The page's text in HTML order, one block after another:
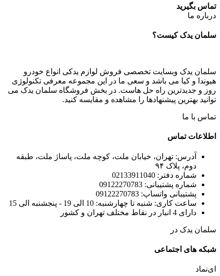
تماس بگیرید
درباره ما
سلمان یدک کیست؟
سلمان یدک وبسایت تخصصی فروش لوازم یدکی انواع خودرو
هیوندا و کیا می باشد و سعی ما در این مجموعه معرفی تکنولوژی
روز و جدیدترین راه حل هاست. در بخش فروشگاه سلمان یدک می
توانید بهترین پیشنهادها را مشاهده و مقایسه کنید.
تماس با ما
اطلاعات تماس
آدرس: تهران، خیابان ملت، کوچه ملت، پاساژ ملت، طبقه
دوم، پلاک ۹۴
شماره دفتر: 02133911040
شماره پشتیبانی: 09122270783
پشتیبانی واتساپ: 09122270783
ساعت کاری: شنبه تا چهارشنبه: 10 الی 19 - پنجشنبه الی 15
دارای 4 انبار در نقاط مختلف تهران و کشور
سلمان یدک در
شبکه های اجتماعی
ای‌نماد